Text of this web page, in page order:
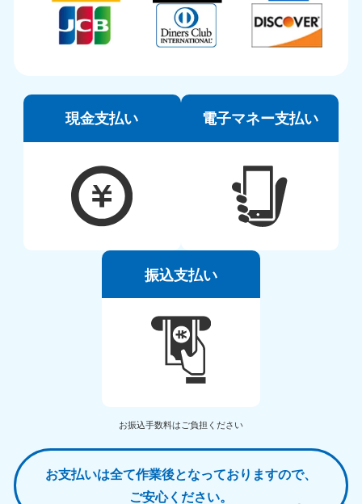
現金支払い 電子マネー支払い
振込支払い
お振込手数料はご負担ください
お支払いは全て作業後となっておりますので、
ご安心ください。